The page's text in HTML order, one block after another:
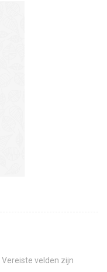
Vereiste velden zijn